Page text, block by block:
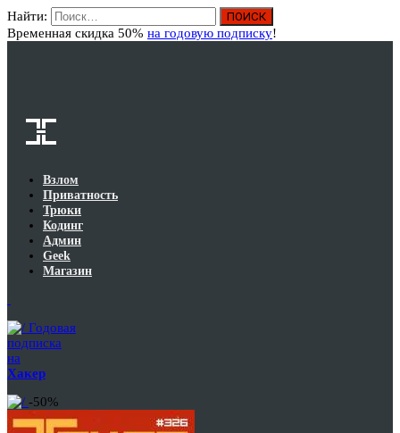
Найти:
Временная скидка 50% на годовую подписку!
Взлом
Приватность
Трюки
Кодинг
Админ
Geek
Магазин
Годовая
подписка
на
Хакер
-50%